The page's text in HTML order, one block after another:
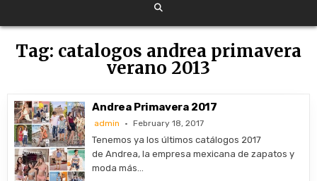
Tag: catalogos andrea primavera
verano 2013
Andrea Primavera 2017
admin February 18, 2017
Tenemos ya los últimos catálogos 2017
de Andrea, la empresa mexicana de zapatos y
moda más…